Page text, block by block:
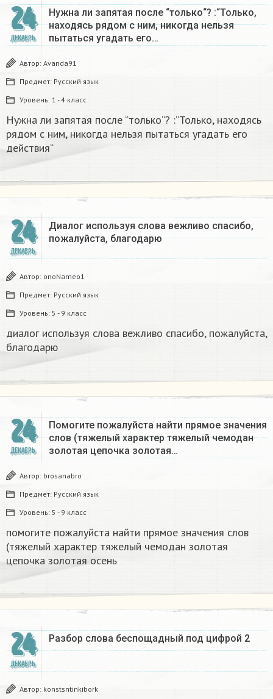
24
ДЕКАБРЬ
Нужна ли запятая после “только“? :“Только,
находясь рядом с ним, никогда нельзя
пытаться угадать его…
Автор: Avanda91
Предмет: Русский язык
Уровень: 1 - 4 класс
Нужна ли запятая после “только“? :“Только, находясь
рядом с ним, никогда нельзя пытаться угадать его
действия“
24
ДЕКАБРЬ
Диалог используя слова вежливо спасибо,
пожалуйста, благодарю
Автор: onoNameo1
Предмет: Русский язык
Уровень: 5 - 9 класс
диалог используя слова вежливо спасибо, пожалуйста,
благодарю
24
ДЕКАБРЬ
Помогите пожалуйста найти прямое значения
слов (тяжелый характер тяжелый чемодан
золотая цепочка золотая…
Автор: brosanabro
Предмет: Русский язык
Уровень: 5 - 9 класс
помогите пожалуйста найти прямое значения слов
(тяжелый характер тяжелый чемодан золотая
цепочка золотая осень
24
ДЕКАБРЬ
Разбор слова беспощадный под цифрой 2
Автор: konstsntinkibork